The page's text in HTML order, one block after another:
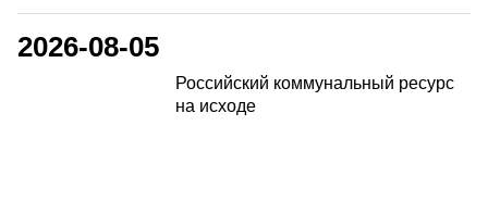
2026-08-05
Российский коммунальный ресурс
на исходе